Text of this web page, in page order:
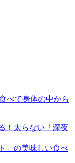
べて身体の中から
！太らない「深夜
」の美味しい食べ